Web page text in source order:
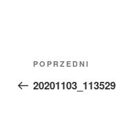
Nawigacja
wpisu
Poprzedni
wpis
POPRZEDNI
20201103_113529